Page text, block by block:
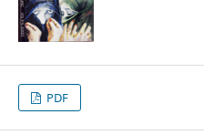
PDF